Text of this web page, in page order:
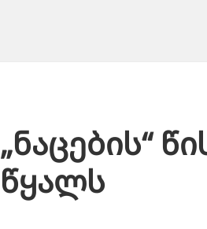
„ნაცების“
წყალს